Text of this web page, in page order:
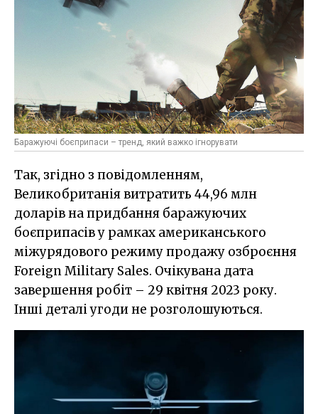
Баражуючі боєприпаси – тренд, який важко ігнорувати
Так, згідно з повідомленням,
Великобританія витратить 44,96 млн
доларів на придбання баражуючих
боєприпасів у рамках американського
міжурядового режиму продажу озброєння
Foreign Military Sales. Очікувана дата
завершення робіт – 29 квітня 2023 року.
Інші деталі угоди не розголошуються.